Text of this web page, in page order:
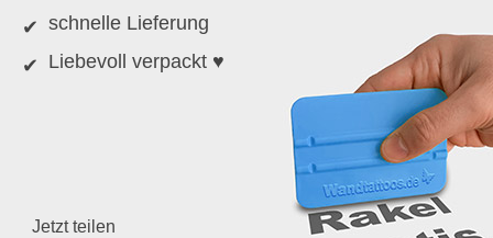
schnelle Lieferung
Liebevoll verpackt ♥
Jetzt teilen